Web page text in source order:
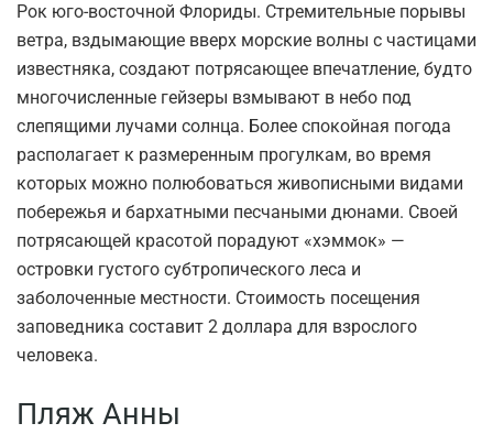
Рок юго-восточной Флориды. Стремительные порывы
ветра, вздымающие вверх морские волны с частицами
известняка, создают потрясающее впечатление, будто
многочисленные гейзеры взмывают в небо под
слепящими лучами солнца. Более спокойная погода
располагает к размеренным прогулкам, во время
которых можно полюбоваться живописными видами
побережья и бархатными песчаными дюнами. Своей
потрясающей красотой порадуют «хэммок» —
островки густого субтропического леса и
заболоченные местности. Стоимость посещения
заповедника составит 2 доллара для взрослого
человека.
Пляж Анны